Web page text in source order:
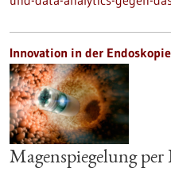
Innovation in der
Magenspiegelung